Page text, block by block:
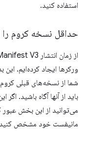
استفاده کنید.
حداقل نسخه کروم را
شما از نسخه‌های قبلی
باید از آنها آگاه باشید. اگر
می‌توانید از این بخش عبور
مانیفست خود مشخص